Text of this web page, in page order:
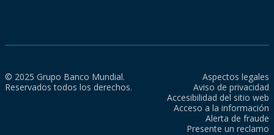
© 2025 Grupo Banco Mundial.
Reservados todos los derechos.
Aspectos legales
Aviso de privacidad
Accesibilidad del sitio web
Acceso a la información
Alerta de fraude
Presente un reclamo